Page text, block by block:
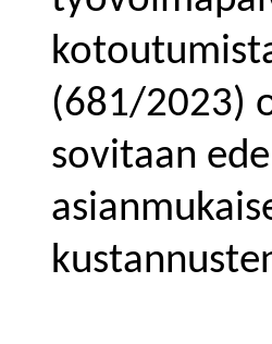
(681/2023)
sovitaan